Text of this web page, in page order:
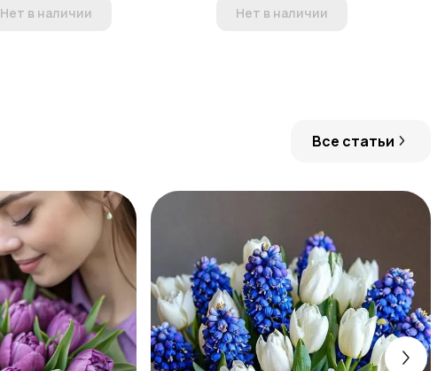
Нет в наличии Нет в наличии
Все статьи